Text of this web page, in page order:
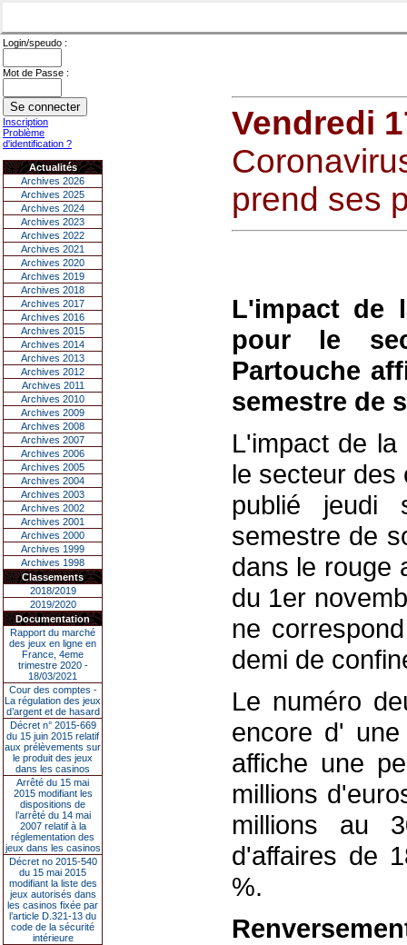
Login/speudo :
Mot de Passe :
Inscription
Problème
d'identification ?
Actualités
Archives 2026
Archives 2025
Archives 2024
Archives 2023
Archives 2022
Archives 2021
Archives 2020
Archives 2019
Archives 2018
Archives 2017
Archives 2016
Archives 2015
Archives 2014
Archives 2013
Archives 2012
Archives 2011
Archives 2010
Archives 2009
Archives 2008
Archives 2007
Archives 2006
Archives 2005
Archives 2004
Archives 2003
Archives 2002
Archives 2001
Archives 2000
Archives 1999
Archives 1998
Classements
2018/2019
2019/2020
Documentation
Rapport du marché
des jeux en ligne en
France, 4eme
trimestre 2020 -
18/03/2021
Cour des comptes -
La régulation des jeux
d’argent et de hasard
Décret n° 2015-669
du 15 juin 2015 relatif
aux prélèvements sur
le produit des jeux
dans les casinos
Arrêté du 15 mai
2015 modifiant les
dispositions de
l’arrêté du 14 mai
2007 relatif à la
réglementation des
jeux dans les casinos
Décret no 2015-540
du 15 mai 2015
modifiant la liste des
jeux autorisés dans
les casinos fixée par
l’article D.321-13 du
code de la sécurité
intérieure
Vendredi
prend ses
L'impact de
pour le
Partouche
semestre de
L'impact de
le secteur des
publié jeudi
semestre de
dans le rouge
du 1er
ne
demi de
Le numéro
encore d'
affiche une
millions
millions au
d'affaires de
%.